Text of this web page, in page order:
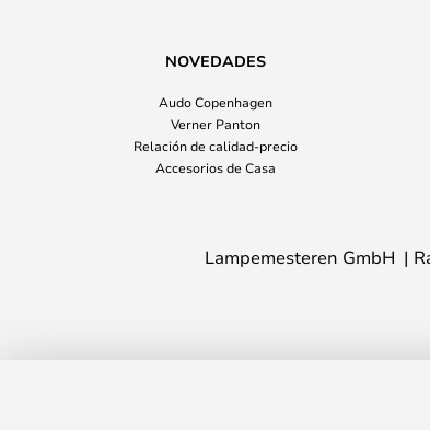
NOVEDADES
Audo Copenhagen
Verner Panton
Relación de calidad-precio
Accesorios de Casa
Lampemesteren GmbH